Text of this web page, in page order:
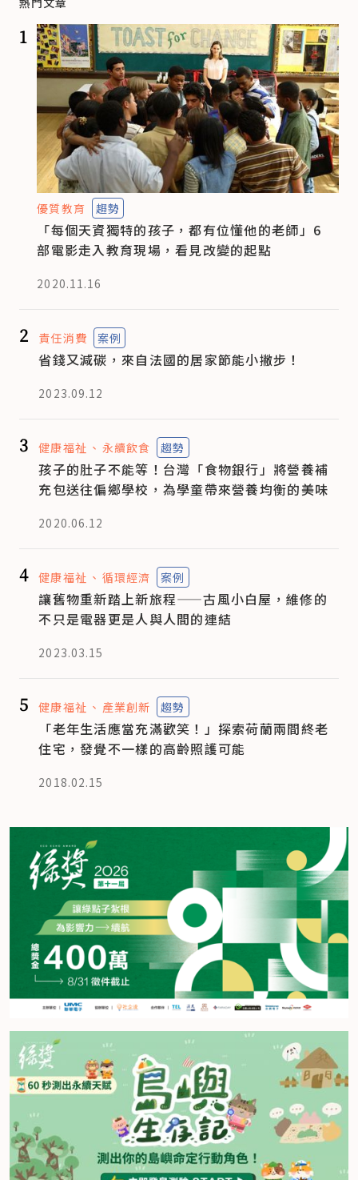
1
優質教育 趨勢
「每個天資獨特的孩子，都有位懂他的老師」6
部電影走入教育現場，看見改變的起點
2020.11.16
2 責任消費 案例
省錢又減碳，來自法國的居家節能小撇步！
2023.09.12
3 健康福祉 永續飲食 趨勢
孩子的肚子不能等！台灣「食物銀行」將營養補
充包送往偏鄉學校，為學童帶來營養均衡的美味
2020.06.12
4 健康福祉 循環經濟 案例
讓舊物重新踏上新旅程——古風小白屋，維修的
不只是電器更是人與人間的連結
2023.03.15
5 健康福祉 產業創新 趨勢
「老年生活應當充滿歡笑！」探索荷蘭兩間終老
住宅，發覺不一樣的高齡照護可能
2018.02.15